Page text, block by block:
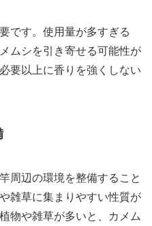
です。使用量が多すぎる
ムシを引き寄せる可能性が
要以上に香りを強くしない
周辺の環境を整備すること
雑草に集まりやすい性質が
物や雑草が多いと、カメム